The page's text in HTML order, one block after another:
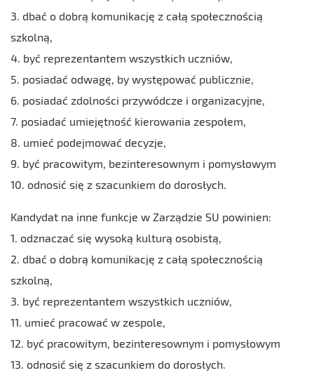
3. dbać o dobrą komunikację z całą społecznością
szkolną,
4. być reprezentantem wszystkich uczniów,
5. posiadać odwagę, by występować publicznie,
6. posiadać zdolności przywódcze i organizacyjne,
7. posiadać umiejętność kierowania zespołem,
8. umieć podejmować decyzje,
9. być pracowitym, bezinteresownym i pomysłowym
10. odnosić się z szacunkiem do dorosłych.
Kandydat na inne funkcje w Zarządzie SU powinien:
1. odznaczać się wysoką kulturą osobistą,
2. dbać o dobrą komunikację z całą społecznością
szkolną,
3. być reprezentantem wszystkich uczniów,
11. umieć pracować w zespole,
12. być pracowitym, bezinteresownym i pomysłowym
13. odnosić się z szacunkiem do dorosłych.